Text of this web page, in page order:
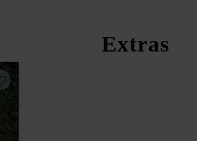
Extras